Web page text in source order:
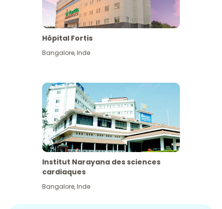
Hôpital Fortis
Bangalore,Inde
Institut Narayana des sciences
cardiaques
Bangalore,Inde